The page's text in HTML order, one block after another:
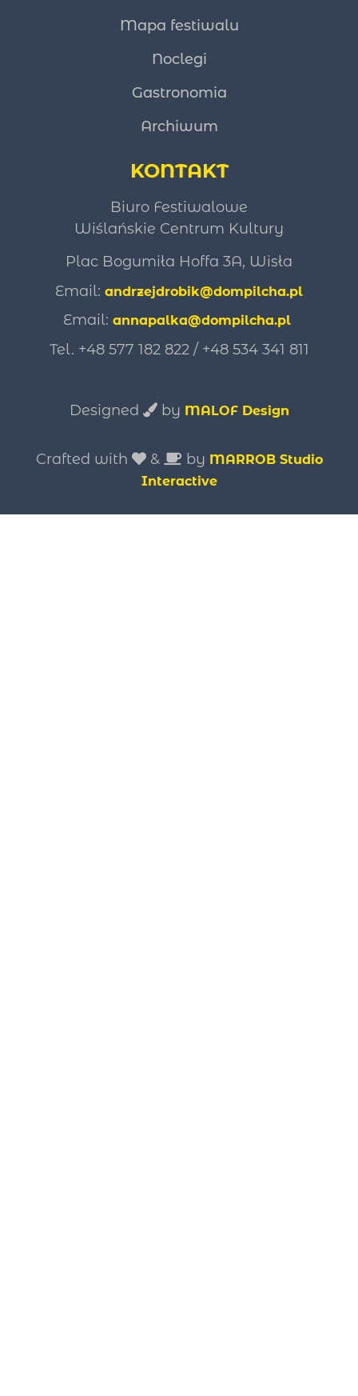
Mapa festiwalu
Noclegi
Gastronomia
Archiwum
KONTAKT
Biuro Festiwalowe
Wiślańskie Centrum Kultury
Plac Bogumiła Hoffa 3A, Wisła
Email: andrzejdrobik@dompilcha.pl
Email: annapalka@dompilcha.pl
Tel. +48 577 182 822 / +48 534 341 811
Designed by MALOF Design
Crafted with & by MARROB Studio
Interactive